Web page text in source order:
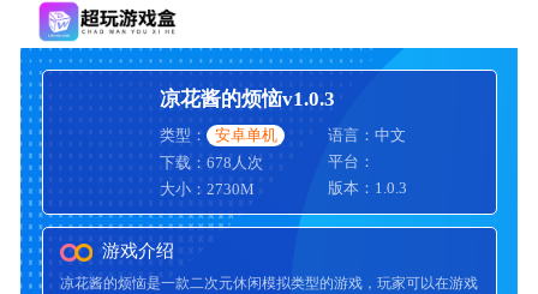
凉花酱的烦恼v1.0.3
类型：
安卓单机
下载：678人次
大小：2730M
语言：中文
平台：
版本：1.0.3
游戏介绍
凉花酱的烦恼是一款二次元休闲模拟类型的游戏，玩家可以在游戏